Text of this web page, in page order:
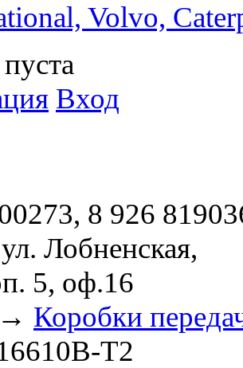
Volvo,
Вход
8 926
Лобненская,
5, оф.16
→ Коробки
T2